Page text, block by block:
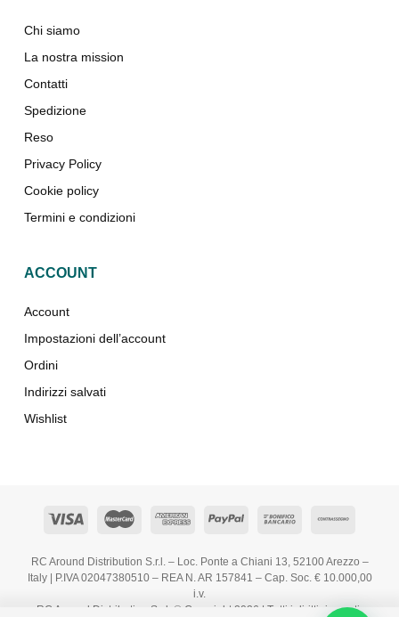
Chi siamo
La nostra mission
Contatti
Spedizione
Reso
Privacy Policy
Cookie policy
Termini e condizioni
ACCOUNT
Account
Impostazioni dell’account
Ordini
Indirizzi salvati
Wishlist
RC Around Distribution S.r.l. – Loc. Ponte a Chiani 13, 52100 Arezzo –
Italy | P.IVA 02047380510 – REA N. AR 157841 – Cap. Soc. € 10.000,00
i.v.
RC Around Distribution S.r.l. © Copyright 2026 | Tutti i diritti riservati.